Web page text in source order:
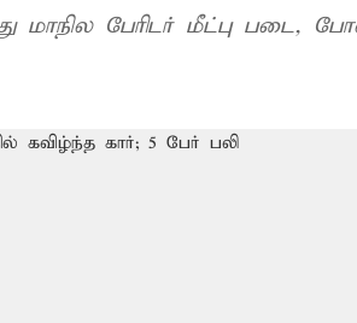
மாநில பேரிடர் மீட்பு படை,